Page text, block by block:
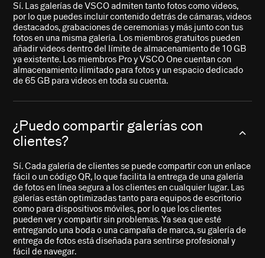
Sí. Las galerías de VSCO admiten tanto fotos como videos,
por lo que puedes incluir contenido detrás de cámaras, videos
destacados, grabaciones de ceremonias y más junto con tus
fotos en una misma galería. Los miembros gratuitos pueden
añadir videos dentro del límite de almacenamiento de 10 GB
ya existente. Los miembros Pro y VSCO One cuentan con
almacenamiento ilimitado para fotos y un espacio dedicado
de 65 GB para videos en toda su cuenta.
¿Puedo compartir galerías con
clientes?
Sí. Cada galería de clientes se puede compartir con un enlace
fácil o un código QR, lo que facilita la entrega de una galería
de fotos en línea segura a los clientes en cualquier lugar. Las
galerías están optimizadas tanto para equipos de escritorio
como para dispositivos móviles, por lo que los clientes
pueden ver y compartir sin problemas. Ya sea que esté
entregando una boda o una campaña de marca, su galería de
entrega de fotos está diseñada para sentirse profesional y
fácil de navegar.